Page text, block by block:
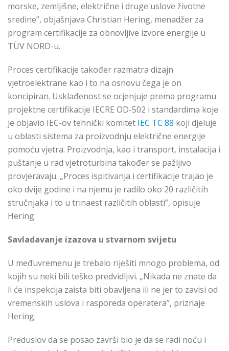
morske, zemljišne, električne i druge uslove životne
sredine”, objašnjava Christian Hering, menadžer za
program certifikacije za obnovljive izvore energije u
TÜV NORD-u.
Proces certifikacije također razmatra dizajn
vjetroelektrane kao i to na osnovu čega je on
koncipiran. Usklađenost se ocjenjuje prema programu
projektne certifikacije IECRE OD-502 i standardima koje
je objavio IEC-ov tehnički komitet IEC TC 88 koji djeluje
u oblasti sistema za proizvodnju električne energije
pomoću vjetra. Proizvodnja, kao i transport, instalacija i
puštanje u rad vjetroturbina također se pažljivo
provjeravaju. „Proces ispitivanja i certifikacije trajao je
oko dvije godine i na njemu je radilo oko 20 različitih
stručnjaka i to u trinaest različitih oblasti”, opisuje
Hering.
Savladavanje izazova u stvarnom svijetu
U međuvremenu je trebalo riješiti mnogo problema, od
kojih su neki bili teško predvidljivi. „Nikada ne znate da
li će inspekcija zaista biti obavljena ili ne jer to zavisi od
vremenskih uslova i rasporeda operatera”, priznaje
Hering.
Preduslov da se posao završi bio je da se radi noću i